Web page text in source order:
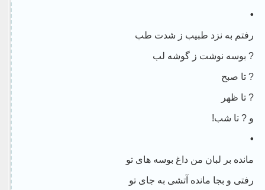
•
رفتم به نزد طبیب ز شدت طب
? بوسه نوشت ز گوشه لب
? تا صبح
? تا ظهر
و ? تا شب!
•
مانده بر لبان من داغ بوسه های تو
رفتی و بجا مانده آتشی به جای تو